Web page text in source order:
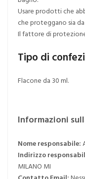
Usare prodotti che
che proteggano sia
Il fattore di
Tipo di
Flacone da 30 ml.
Informazioni
Nome responsabile:
Indirizzo
MILANO MI